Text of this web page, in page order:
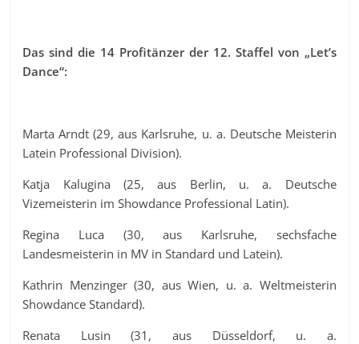
Das sind die 14 Profitänzer der 12. Staffel von „Let’s
Dance“:
Marta Arndt (29, aus Karlsruhe, u. a. Deutsche Meisterin
Latein Professional Division).
Katja Kalugina (25, aus Berlin, u. a. Deutsche
Vizemeisterin im Showdance Professional Latin).
Regina Luca (30, aus Karlsruhe, sechsfache
Landesmeisterin in MV in Standard und Latein).
Kathrin Menzinger (30, aus Wien, u. a. Weltmeisterin
Showdance Standard).
Renata Lusin (31, aus Düsseldorf, u. a.